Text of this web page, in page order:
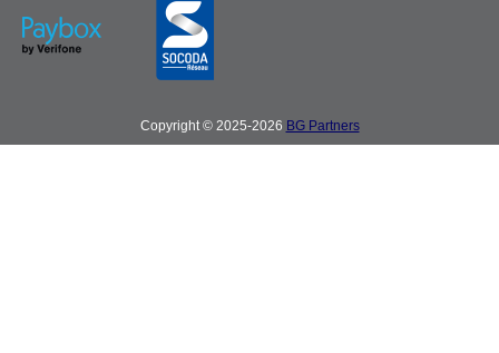
Copyright © 2025-2026 BG Partners